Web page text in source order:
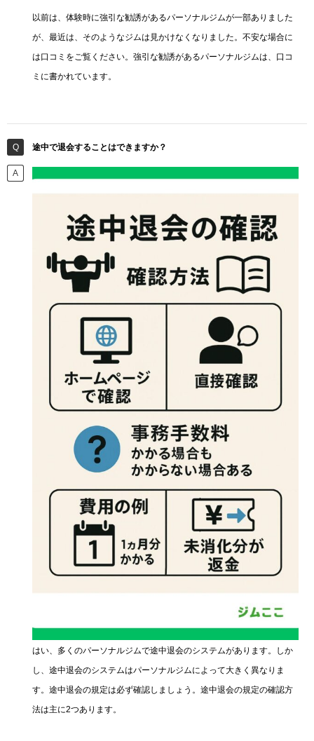
以前は、体験時に強引な勧誘があるパーソナルジムが一部ありました
が、最近は、そのようなジムは見かけなくなりました。不安な場合に
は口コミをご覧ください。強引な勧誘があるパーソナルジムは、口コ
ミに書かれています。
途中で退会することはできますか？
はい、多くのパーソナルジムで途中退会のシステムがあります。しか
し、途中退会のシステムはパーソナルジムによって大きく異なりま
す。途中退会の規定は必ず確認しましょう。途中退会の規定の確認方
法は主に2つあります。